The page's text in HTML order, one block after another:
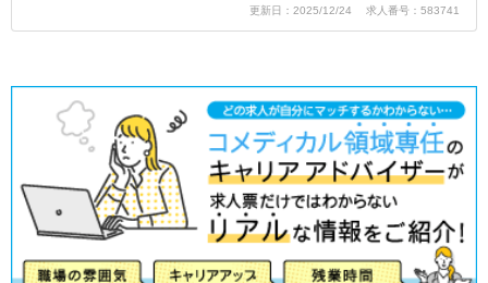
更新日：2025/12/24 求人番号：583741